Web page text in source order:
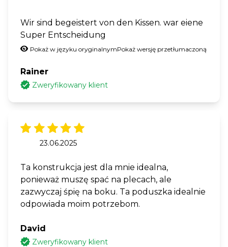
Wir sind begeistert von den Kissen. war eiene
Super Entscheidung
Pokaż w języku oryginalnymPokaż wersję przetłumaczoną
Rainer
Zweryfikowany klient
23.06.2025
Ta konstrukcja jest dla mnie idealna,
ponieważ muszę spać na plecach, ale
zazwyczaj śpię na boku. Ta poduszka idealnie
odpowiada moim potrzebom.
David
Zweryfikowany klient